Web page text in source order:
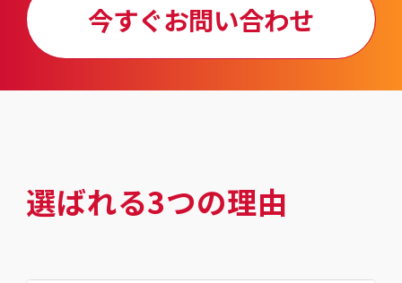
今すぐお問い合わせ
選ばれる3つの理由